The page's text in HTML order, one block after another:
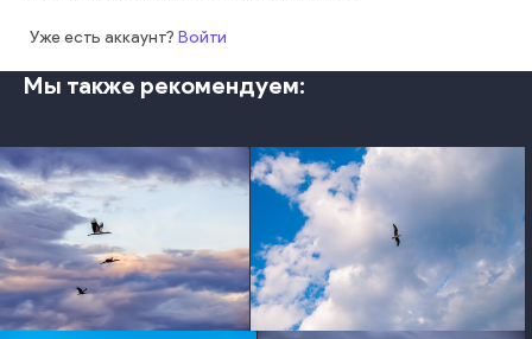
Уже есть аккаунт? Войти
Мы также рекомендуем:
photo photo